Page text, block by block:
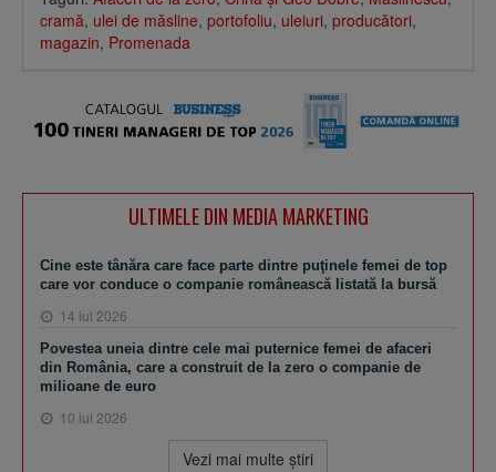
cramă, ulei de măsline, portofoliu, uleiuri, producători,
magazin, Promenada
ULTIMELE DIN MEDIA MARKETING
Cine este tânăra care face parte dintre puţinele femei de top
care vor conduce o companie românească listată la bursă
14 iul 2026
Povestea uneia dintre cele mai puternice femei de afaceri
din România, care a construit de la zero o companie de
milioane de euro
10 iul 2026
Vezi mai multe ştiri